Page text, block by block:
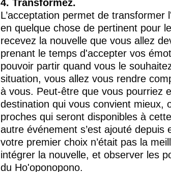
4. Transformez.
L’acceptation permet de
en quelque chose de pertinent pour
recevez la nouvelle que vous allez
prenant le temps d'accepter vos
pouvoir partir quand vous le
situation, vous allez vous rendre
à vous. Peut-être que vous pourriez
destination qui vous convient mieux,
proches qui seront disponibles à
autre événement s’est ajouté
votre premier choix n’était pas la
intégrer la nouvelle, et observer les
du Ho'oponopono.